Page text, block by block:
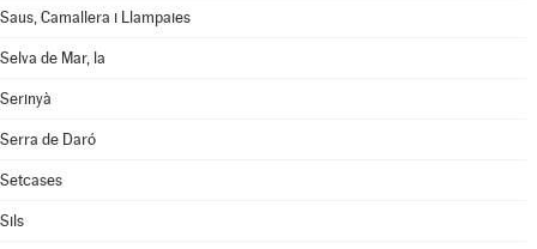
Saus, Camallera i Llampaies
Selva de Mar, la
Serinyà
Serra de Daró
Setcases
Sils